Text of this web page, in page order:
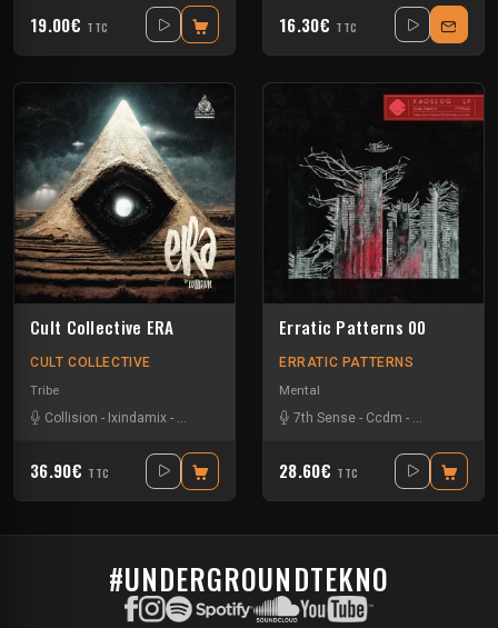
19.00€ TTC 16.30€ TTC
Cult Collective ERA
CULT COLLECTIVE
Tribe
Collision - Ixindamix - L'art Céne Sevenum Six
36.90€ TTC
Erratic Patterns 00
ERRATIC PATTERNS
Mental
7th Sense - Ccdm - Collision
28.60€ TTC
#UNDERGROUNDTEKNO